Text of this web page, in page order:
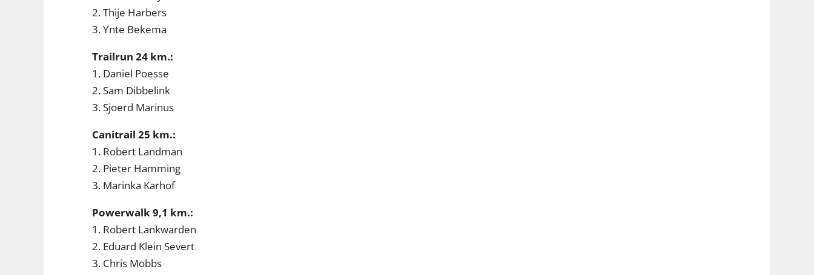
2. Thije Harbers
3. Ynte Bekema
Trailrun 24 km.:
1. Daniel Poesse
2. Sam Dibbelink
3. Sjoerd Marinus
Canitrail 25 km.:
1. Robert Landman
2. Pieter Hamming
3. Marinka Karhof
Powerwalk 9,1 km.:
1. Robert Lankwarden
2. Eduard Klein Severt
3. Chris Mobbs